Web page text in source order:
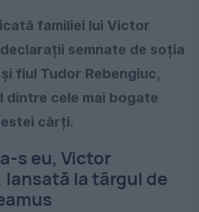
familiei lui Victor
semnate de soția
fiul Tudor Rebengiuc,
dintre cele mai bogate
cărți.
s eu, Victor
lansată la târgul de